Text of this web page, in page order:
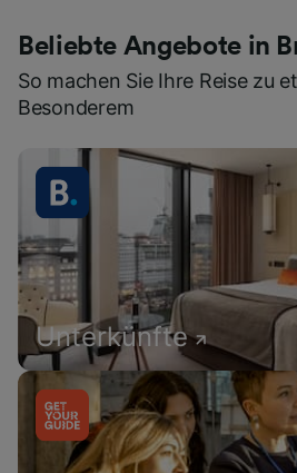
Beliebte Angebote in
So machen Sie Ihre Reise zu
Besonderem
Unterkünfte